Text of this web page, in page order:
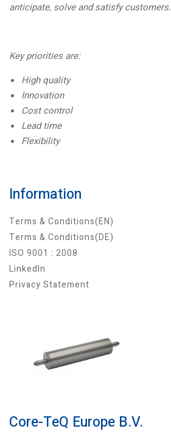
anticipate, solve and satisfy customers.
Key priorities are:
High quality
Innovation
Cost control
Lead time
Flexibility
Information
Terms & Conditions(EN)
Terms & Conditions(DE)
ISO 9001 : 2008
LinkedIn
Privacy Statement
Core-TeQ Europe B.V.